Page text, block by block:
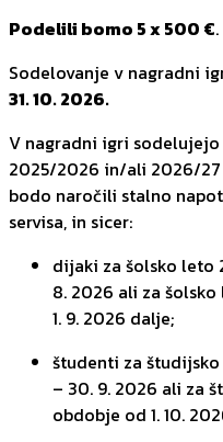
Podelili bomo 5 x 500 €.
Sodelovanje v nagradni
31. 10. 2026.
V nagradni igri
2025/2026 in/ali 2026/
bodo naročili stalno
servisa, in sicer:
dijaki za šolsko leto
8. 2026 ali za
1. 9. 2026 dalje;
študenti za
– 30. 9. 2026 ali za
obdobje od 1. 10.